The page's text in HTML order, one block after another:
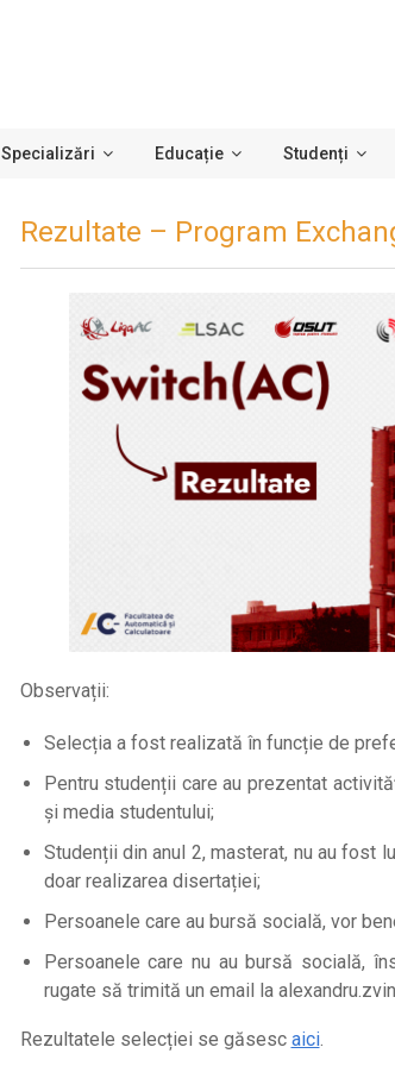
Specializări Educație Studenți
Rezultate – Program
Observații:
Selecția a fost realizată în funcție de
Pentru studenții care au prezentat
și media studentului;
Studenții din anul 2, masterat, nu au fost
doar realizarea disertației;
Persoanele care au bursă socială, vor
Persoanele care nu au bursă socială,
rugate să trimită un email la
Rezultatele selecției se găsesc aici.